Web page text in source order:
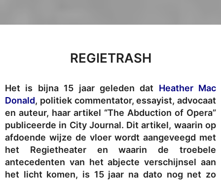
REGIETRASH
Het is bijna 15 jaar geleden dat Heather Mac
Donald, politiek commentator, essayist, advocaat
en auteur, haar artikel “The Abduction of Opera”
publiceerde in City Journal. Dit artikel, waarin op
afdoende wijze de vloer wordt aangeveegd met
het Regietheater en waarin de troebele
antecedenten van het abjecte verschijnsel aan
het licht komen, is 15 jaar na dato nog net zo